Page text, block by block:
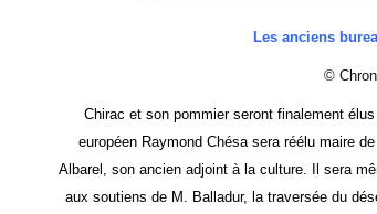
Les anciens
©
Chirac et son pommier seront finalement
européen Raymond Chésa sera réélu maire
Albarel, son ancien adjoint à la culture. Il sera
aux soutiens de M. Balladur, la traversée du